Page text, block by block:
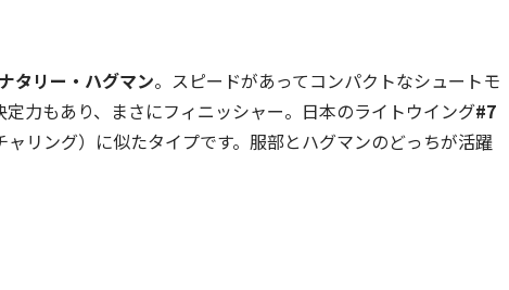
タリー・ハグマン。スピードがあってコンパクトなシュートモ
力もあり、まさにフィニッシャー。日本のライトウイング#7
ャリング）に似たタイプです。服部とハグマンのどっちが活躍